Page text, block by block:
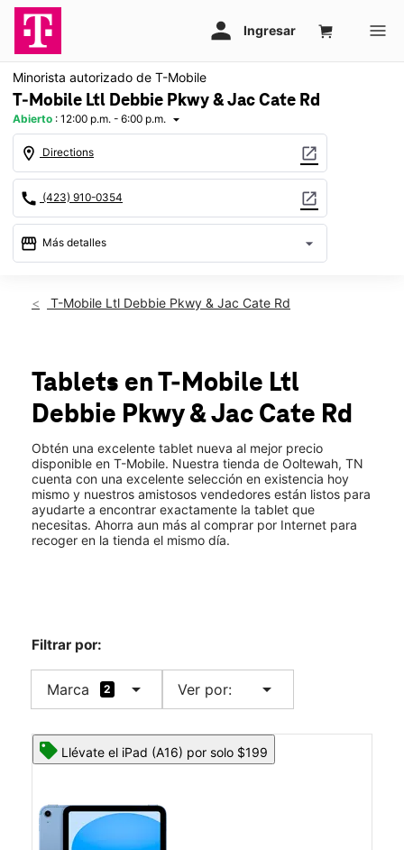
Minorista autorizado de T-Mobile
T-Mobile Ltl Debbie Pkwy & Jac Cate Rd
Abierto : 12:00 p.m. - 6:00 p.m. arrow_drop_down
location_on Directions open_in_new
call (423) 910-0354 open_in_new
storefront Más detalles arrow_drop_down
Dom.:12:00 p.m. a 6:00 p.m.
Jue.:10:00 a.m. a 8:00 p.m.
Vie.:10:00 a.m. a 8:00 p.m.
Sáb.:10:00 a.m. a 8:00 p.m.
5559 Little Debbie Pkwy 107 Ooltewah, TN 37363
T-Mobile Ltl Debbie Pkwy & Jac Cate Rd
Tablets en T-Mobile Ltl
Debbie Pkwy & Jac Cate Rd
Obtén una excelente tablet nueva al mejor precio
disponible en T-Mobile. Nuestra tienda de Ooltewah, TN
cuenta con una excelente selección en existencia hoy
mismo y nuestros amistosos vendedores están listos para
ayudarte a encontrar exactamente la tablet que
necesitas. Ahorra aun más al comprar por Internet para
recoger en la tienda el mismo día.
Filtrar por:
Marca 2 arrow_drop_down Ver por: arrow_drop_down
Llévate el iPad (A16) por solo $199